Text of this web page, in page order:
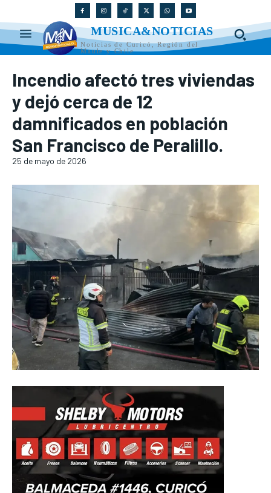
MUSICA&NOTICIAS
Noticias de Curicó, Región del
Maule y Chile
Incendio afectó tres viviendas
y dejó cerca de 12
damnificados en población
San Francisco de Peralillo.
25 de mayo de 2026